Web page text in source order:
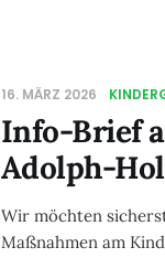
16. MÄRZ 2026
Info-Brief
Adolph-
Wir möchten
Maßnahmen am